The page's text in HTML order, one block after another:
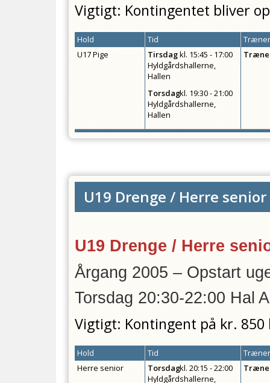
Vigtigt: Kontingentet bliver
Hold Tid
U17 Pige
Tirsdagkl. 15:45 - 17:00
Hyldgårdshallerne,
Hallen
Torsdagkl. 19:30 - 21:00
Hyldgårdshallerne,
Hallen
U19 Drenge / Herre senior
U19 Drenge / Herre
Årgang 2005 – Opstart
Torsdag 20:30-22:00 Hal
Vigtigt: Kontingent på kr.
Hold Tid
Herre senior
Torsdagkl.20:15 - 22:00
Hyldgårdshallerne,